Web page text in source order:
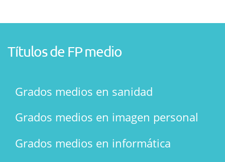
Títulos de FP medio
Grados medios en sanidad
Grados medios en imagen personal
Grados medios en informática